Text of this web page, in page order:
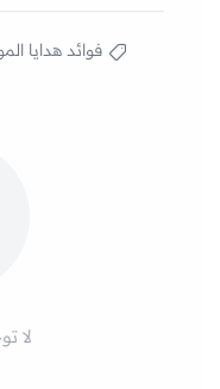
فوائد هدايا
لا